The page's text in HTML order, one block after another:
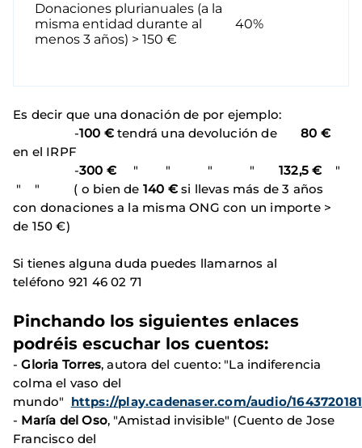
Donaciones plurianuales (a la
misma entidad durante al
menos 3 años) > 150 €
40%
Es decir que una donación de por ejemplo:
-100 €tendrá una devolución de80 €
en el IRPF
-300 €" " " "132,5 € "
" " ( o bien de 140 €si llevas más de 3 años
con donaciones a la misma ONG con un importe >
de 150 €)
Si tienes alguna duda puedes llamarnos al
teléfono 921 46 02 71
Pinchando los siguientes enlaces
podréis escuchar los cuentos:
-Gloria Torres, autora del cuento: "La indiferencia
colma el vaso del
mundo" https://play.cadenaser.com/audio/
- María del Oso, "Amistad invisible" (Cuento de Jose
Francisco del